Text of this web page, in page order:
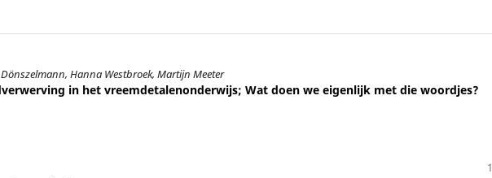
Hanna Westbroek, Martijn Meeter
in het vreemdetalenonderwijs; Wat doen we eigenlijk met die woordjes?